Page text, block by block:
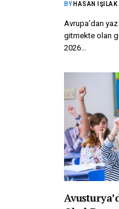
BY HASAN IŞILAK
Avrupa’dan
gitmekte olan
2026…